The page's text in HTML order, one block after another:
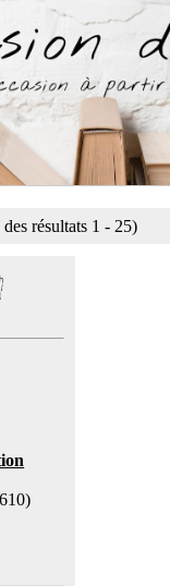
résultats 1 - 25)